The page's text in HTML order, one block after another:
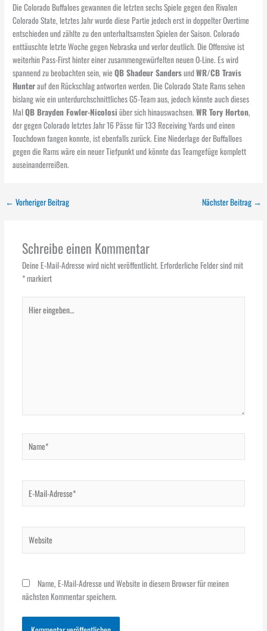
Die Colorado Buffaloes gewannen die letzten sechs Spiele gegen den Rivalen
Colorado State, letztes Jahr wurde diese Partie jedoch erst in doppelter Overtime
entschieden und zählte zu den unterhaltsamsten Spielen der Saison. Colorado
enttäuschte letzte Woche gegen Nebraska und verlor deutlich. Die Offensive ist
weiterhin Pass-First hinter einer zusammengewürfelten neuen O-Line. Es wird
spannend zu beobachten sein, wieQB Shadeur SandersundWR/CB Travis
Hunterauf den Rückschlag antworten werden. Die Colorado State Rams sehen
bislang wie ein unterdurchschnittliches G5-Team aus, jedoch könnte auch dieses
MalQB Brayden Fowler-Nicolosi über sich hinauswachsen.WR Tory Horton,
der gegen Colorado letztes Jahr 16 Pässe für 133 Receiving Yards und einen
Touchdown fangen konnte, ist ebenfalls zurück. Eine Niederlage der Buffalloes
gegen die Rams wäre ein neuer Tiefpunkt und könnte das Teamgefüge komplett
auseinanderreißen.
← Vorheriger Beitrag Nächster Beitrag →
Schreibe einen Kommentar
Deine E-Mail-Adresse wird nicht veröffentlicht. Erforderliche Felder sind mit
*markiert
eingeben…
Mail-
Name, E-Mail-Adresse und Website in diesem Browser für meinen
nächsten Kommentar speichern.